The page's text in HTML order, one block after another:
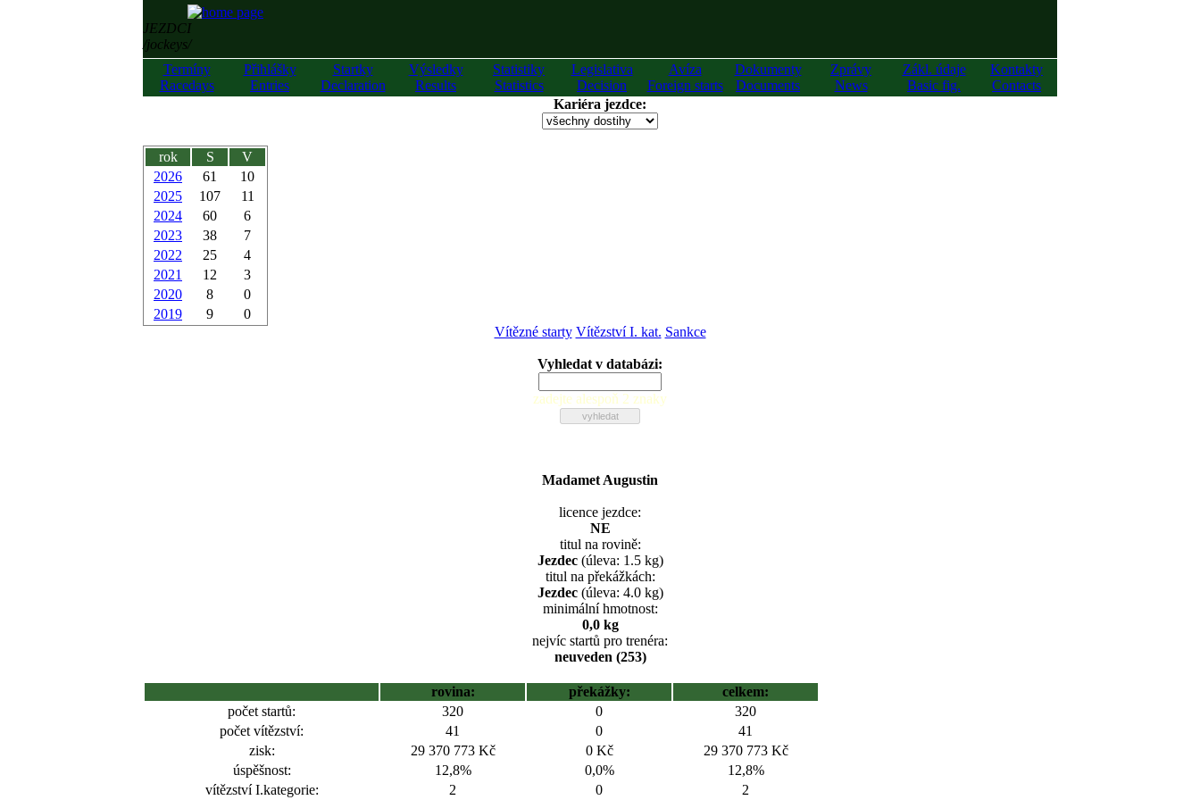
JEZDCI
/jockeys/
Termíny
Racedays
Přihlášky
Entries
Startky
Declaration
Výsledky
Results
Statistiky
Statistics
Legislativa
Decision
Avíza
Foreign starts
Dokumenty
Documents
Zprávy
News
Zákl. údaje
Basic fig.
Kontakty
Contacts
Kariéra jezdce:
rok S
V
2026
61
10
2025
107
11
2024
60
6
2023
38
7
2022
25
4
2021
12
3
2020
8
0
2019
9
0
Vítězné starty Vítězství I. kat. Sankce
Vyhledat v databázi:
zadejte alespoň 2 znaky
Madamet Augustin
licence jezdce:
NE
titul na rovině:
Jezdec(úleva: 1.5 kg)
titul na překážkách:
Jezdec(úleva: 4.0 kg)
minimální hmotnost:
0,0 kg
nejvíc startů pro trenéra:
neuveden (253)
rovina: překážky:
celkem:
počet startů:
320 0
320
počet vítězství:
41 0
41
zisk:
29 370 773 Kč 0 Kč
29 370 773 Kč
úspěšnost:
12,8% 0,0%
12,8%
vítězství I.kategorie:
2 0 2